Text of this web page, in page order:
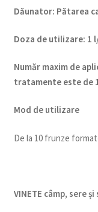
Dăunator: Pătarea
Doza de utilizare: 1
Număr maxim de
tratamente este de
Mod de utilizare
De la 10 frunze
VINETE câmp, sere